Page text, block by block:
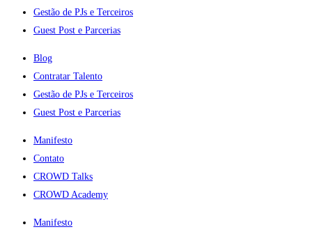
Gestão de PJs e Terceiros
Guest Post e Parcerias
Blog
Contratar Talento
Gestão de PJs e Terceiros
Guest Post e Parcerias
Manifesto
Contato
CROWD Talks
CROWD Academy
Manifesto